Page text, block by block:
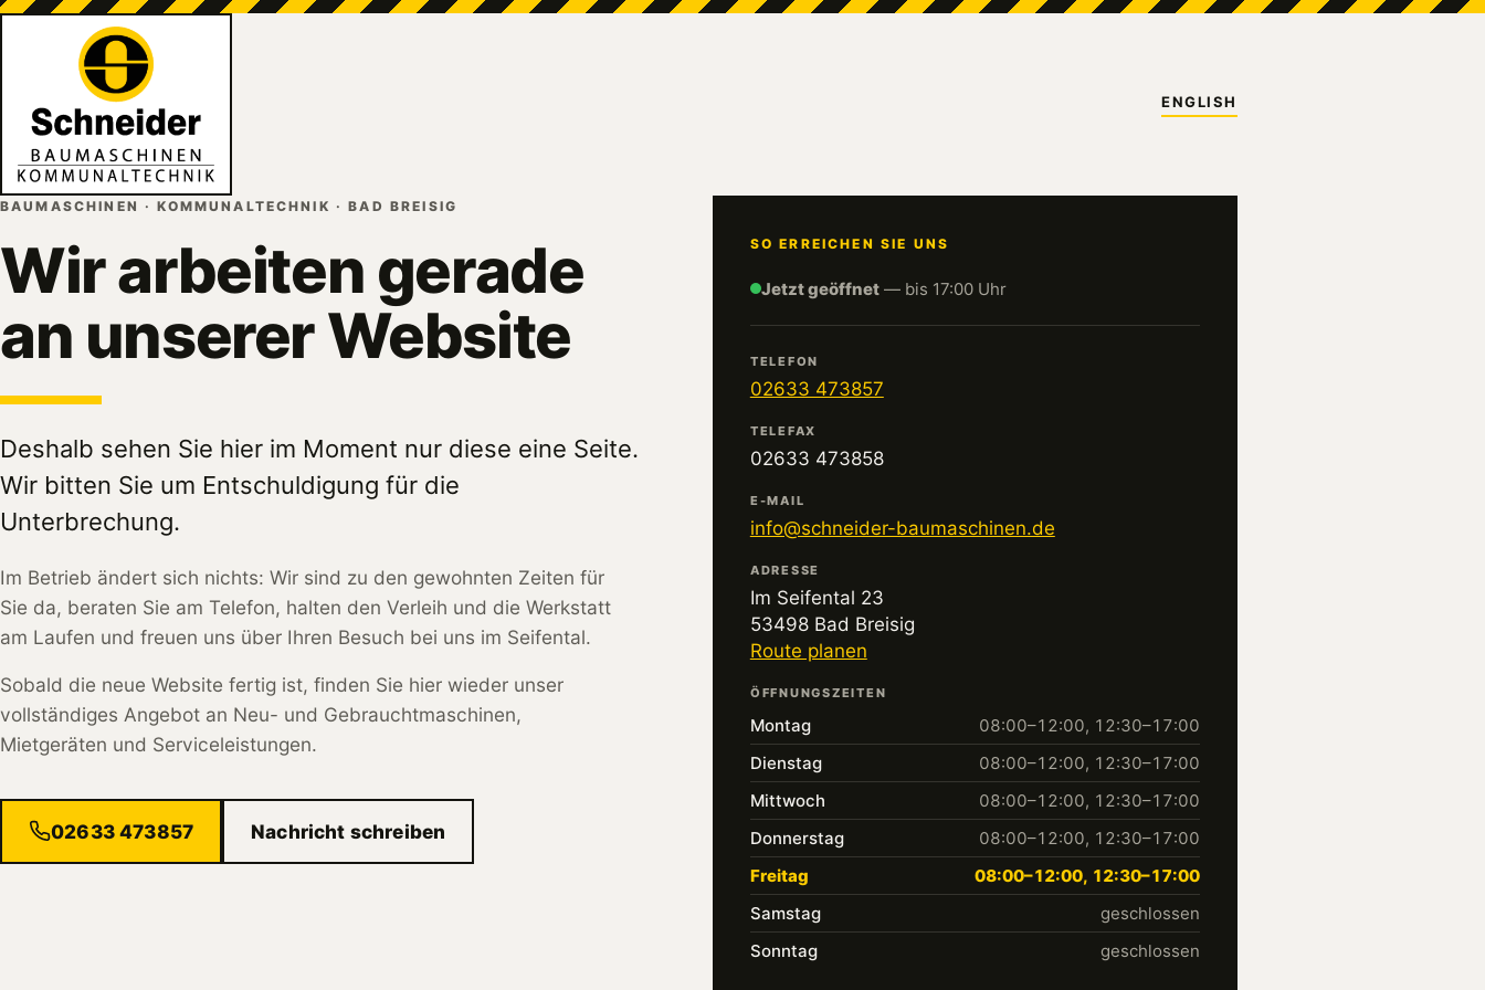
ENGLISH
BAUMASCHINEN · KOMMUNALTECHNIK · BAD BREISIG
Wir arbeiten gerade
an unserer Website
Deshalb sehen Sie hier im Moment nur diese eine Seite.
Wir bitten Sie um Entschuldigung für die
Unterbrechung.
Im Betrieb ändert sich nichts: Wir sind zu den gewohnten Zeiten für
Sie da, beraten Sie am Telefon, halten den Verleih und die Werkstatt
am Laufen und freuen uns über Ihren Besuch bei uns im Seifental.
Sobald die neue Website fertig ist, finden Sie hier wieder unser
vollständiges Angebot an Neu- und Gebrauchtmaschinen,
Mietgeräten und Serviceleistungen.
02633 473857 Nachricht schreiben
SO ERREICHEN SIE UNS
Jetzt geöffnet— bis 17:00 Uhr
TELEFON
02633 473857
TELEFAX
02633 473858
E-MAIL
info@schneider-baumaschinen.de
ADRESSE
Im Seifental 23
53498 Bad Breisig
Route planen
ÖFFNUNGSZEITEN
Montag
08:00–12:00, 12:30–17:00
Dienstag
08:00–12:00, 12:30–17:00
Mittwoch
08:00–12:00, 12:30–17:00
Donnerstag
08:00–12:00, 12:30–17:00
Freitag
08:00–12:00, 12:30–17:00
Samstag
geschlossen
Sonntag
geschlossen